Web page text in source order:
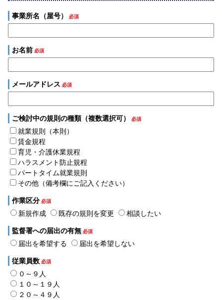
事業所名（屋号） 必須
お名前 必須
メールアドレス 必須
ご検討中の規則の種類（複数選択可） 必須
就業規則（本則）
賃金規程
育児・介護休業規程
ハラスメント防止規程
パートタイム就業規則
その他（備考欄にご記入ください）
作業区分必須
新規作成 既存の規則を変更 相談したい
監督署への届出の有無 必須
届出を希望する 届出を希望しない
従業員数 必須
０～９人
１０～１９人
２０～４９人